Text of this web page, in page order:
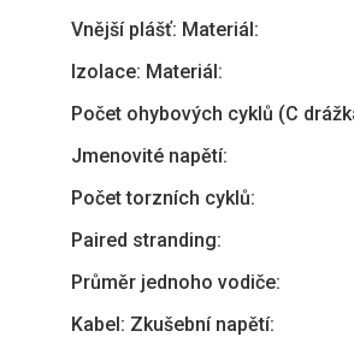
Vnější plášť: Materiál:
Izolace: Materiál:
Počet ohybových cyklů (C
Jmenovité napětí:
Počet torzních cyklů:
Paired stranding:
Průměr jednoho vodiče:
Kabel: Zkušební napětí: